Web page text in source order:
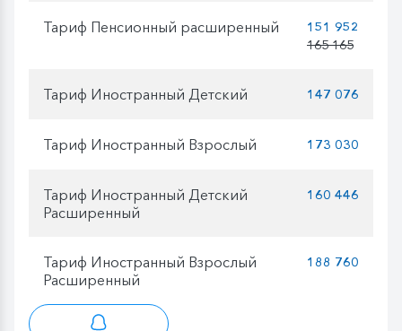
Тариф Пенсионный расширенный
151 952
165 165
Тариф Иностранный Детский 147 076
Тариф Иностранный Взрослый 173 030
Тариф Иностранный Детский
Расширенный
160 446
Тариф Иностранный Взрослый
Расширенный
188 760